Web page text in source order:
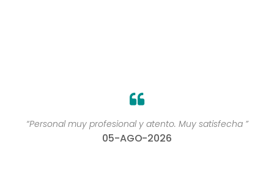
“Personal muy profesional y atento. Muy satisfecha ”
05-AGO-2026